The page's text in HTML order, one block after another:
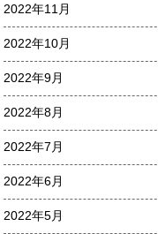
2022年11月
2022年10月
2022年9月
2022年8月
2022年7月
2022年6月
2022年5月